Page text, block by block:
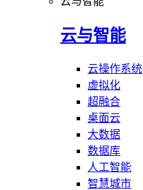
云与智能
云操作系统
虚拟化
超融合
桌面云
大数据
数据库
人工智能
智慧城市